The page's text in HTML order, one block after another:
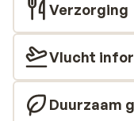
Verzorging
Vlucht
Duurzaam